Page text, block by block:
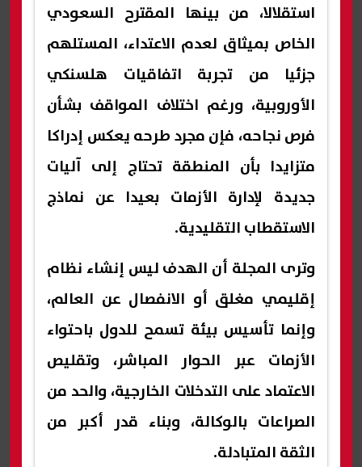
استقلالا، من بينها المقترح السعودي
الخاص بميثاق لعدم الاعتداء، المستلهم
جزئيا من تجربة اتفاقيات هلسنكي
الأوروبية، ورغم اختلاف المواقف بشأن
فرص نجاحه، فإن مجرد طرحه يعكس إدراكا
متزايدا بأن المنطقة تحتاج إلى آليات
جديدة لإدارة الأزمات بعيدا عن نماذج
الاستقطاب التقليدية.
وترى المجلة أن الهدف ليس إنشاء نظام
إقليمي مغلق أو الانفصال عن العالم،
وإنما تأسيس بيئة تسمح للدول باحتواء
الأزمات عبر الحوار المباشر، وتقليص
الاعتماد على التدخلات الخارجية، والحد من
الصراعات بالوكالة، وبناء قدر أكبر من
الثقة المتبادلة.